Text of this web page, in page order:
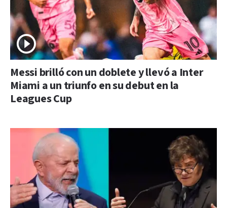
Messi brilló con un doblete y llevó a Inter
Miami a un triunfo en su debut en la
Leagues Cup